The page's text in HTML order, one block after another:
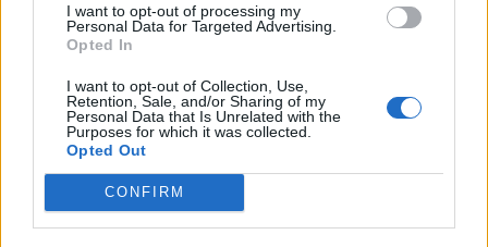
I want to opt-out of processing my
Personal Data for Targeted Advertising.
Opted In
I want to opt-out of Collection, Use,
Retention, Sale, and/or Sharing of my
Personal Data that Is Unrelated with the
Purposes for which it was collected.
Opted Out
CONFIRM
A világ legismertebb ruhái